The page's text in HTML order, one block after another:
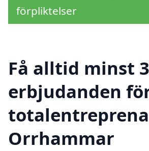
förpliktelser
Få alltid minst 3
erbjudanden
Orrhammar